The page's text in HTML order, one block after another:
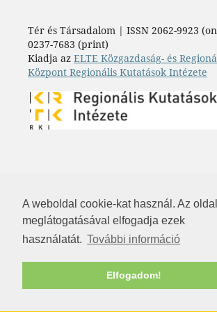
A weboldal cookie-kat használ. Az oldal
meglátogatásával elfogadja ezek
használatát. További információ
Elfogadom!
Tér és Társadalom | ISSN 2062-9923
0237-7683 (print)
Kiadja az ELTE Közgazdaság- és
Központ Regionális Kutatások Intézete